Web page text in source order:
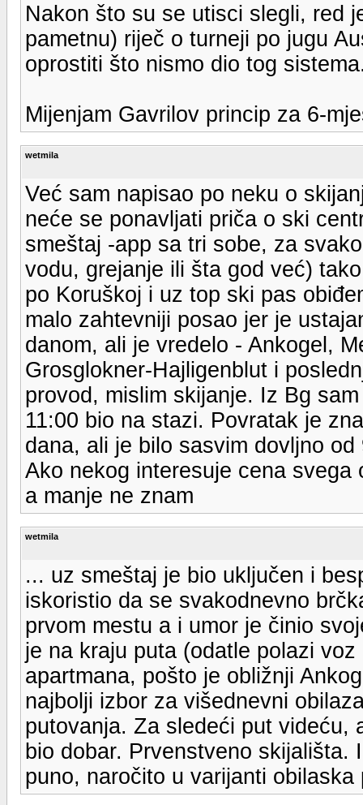
Nakon što su se utisci slegli, red
pametnu) riječ o turneji po jugu
oprostiti što nismo dio tog
Mijenjam Gavrilov princip za 6-
wetmila
Već sam napisao po neku o
neće se ponavljati priča o ski
smeštaj -app sa tri sobe, za
vodu, grejanje ili šta god već)
po Koruškoj i uz top ski pas
malo zahtevniji posao jer je
danom, ali je vredelo - Ankogel,
Grosglokner-Hajligenblut i
provod, mislim skijanje. Iz Bg
11:00 bio na stazi. Povratak je
dana, ali je bilo sasvim dovljno
Ako nekog interesuje cena
a manje ne znam
wetmila
... uz smeštaj je bio uključen i
iskoristio da se svakodnevno
prvom mestu a i umor je činio
je na kraju puta (odatle polazi
apartmana, pošto je obližnji
najbolji izbor za višednevni
putovanja. Za sledeći put videću,
bio dobar. Prvenstveno
puno, naročito u varijanti obilaska